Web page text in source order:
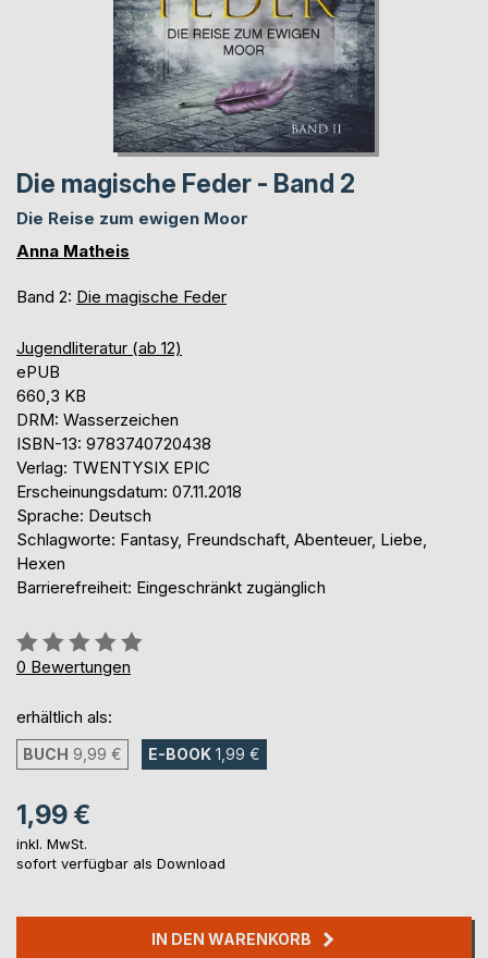
Die magische Feder - Band 2
Die Reise zum ewigen Moor
Anna Matheis
Band 2: Die magische Feder
Jugendliteratur (ab 12)
ePUB
660,3 KB
DRM: Wasserzeichen
ISBN-13: 9783740720438
Verlag: TWENTYSIX EPIC
Erscheinungsdatum: 07.11.2018
Sprache: Deutsch
Schlagworte: Fantasy, Freundschaft, Abenteuer, Liebe,
Hexen
Barrierefreiheit: Eingeschränkt zugänglich
Bewertung::
0%
0 Bewertungen
erhältlich als:
BUCH 9,99 € E-BOOK 1,99 €
1,99 €
inkl. MwSt.
sofort verfügbar als Download
IN DEN WARENKORB